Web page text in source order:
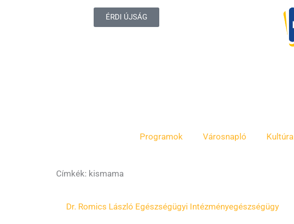
ÉRDI ÚJSÁG
Programok Városnapló Kultúra
Címkék: kismama
Dr. Romics László Egészségügyi Intézményegészségügy